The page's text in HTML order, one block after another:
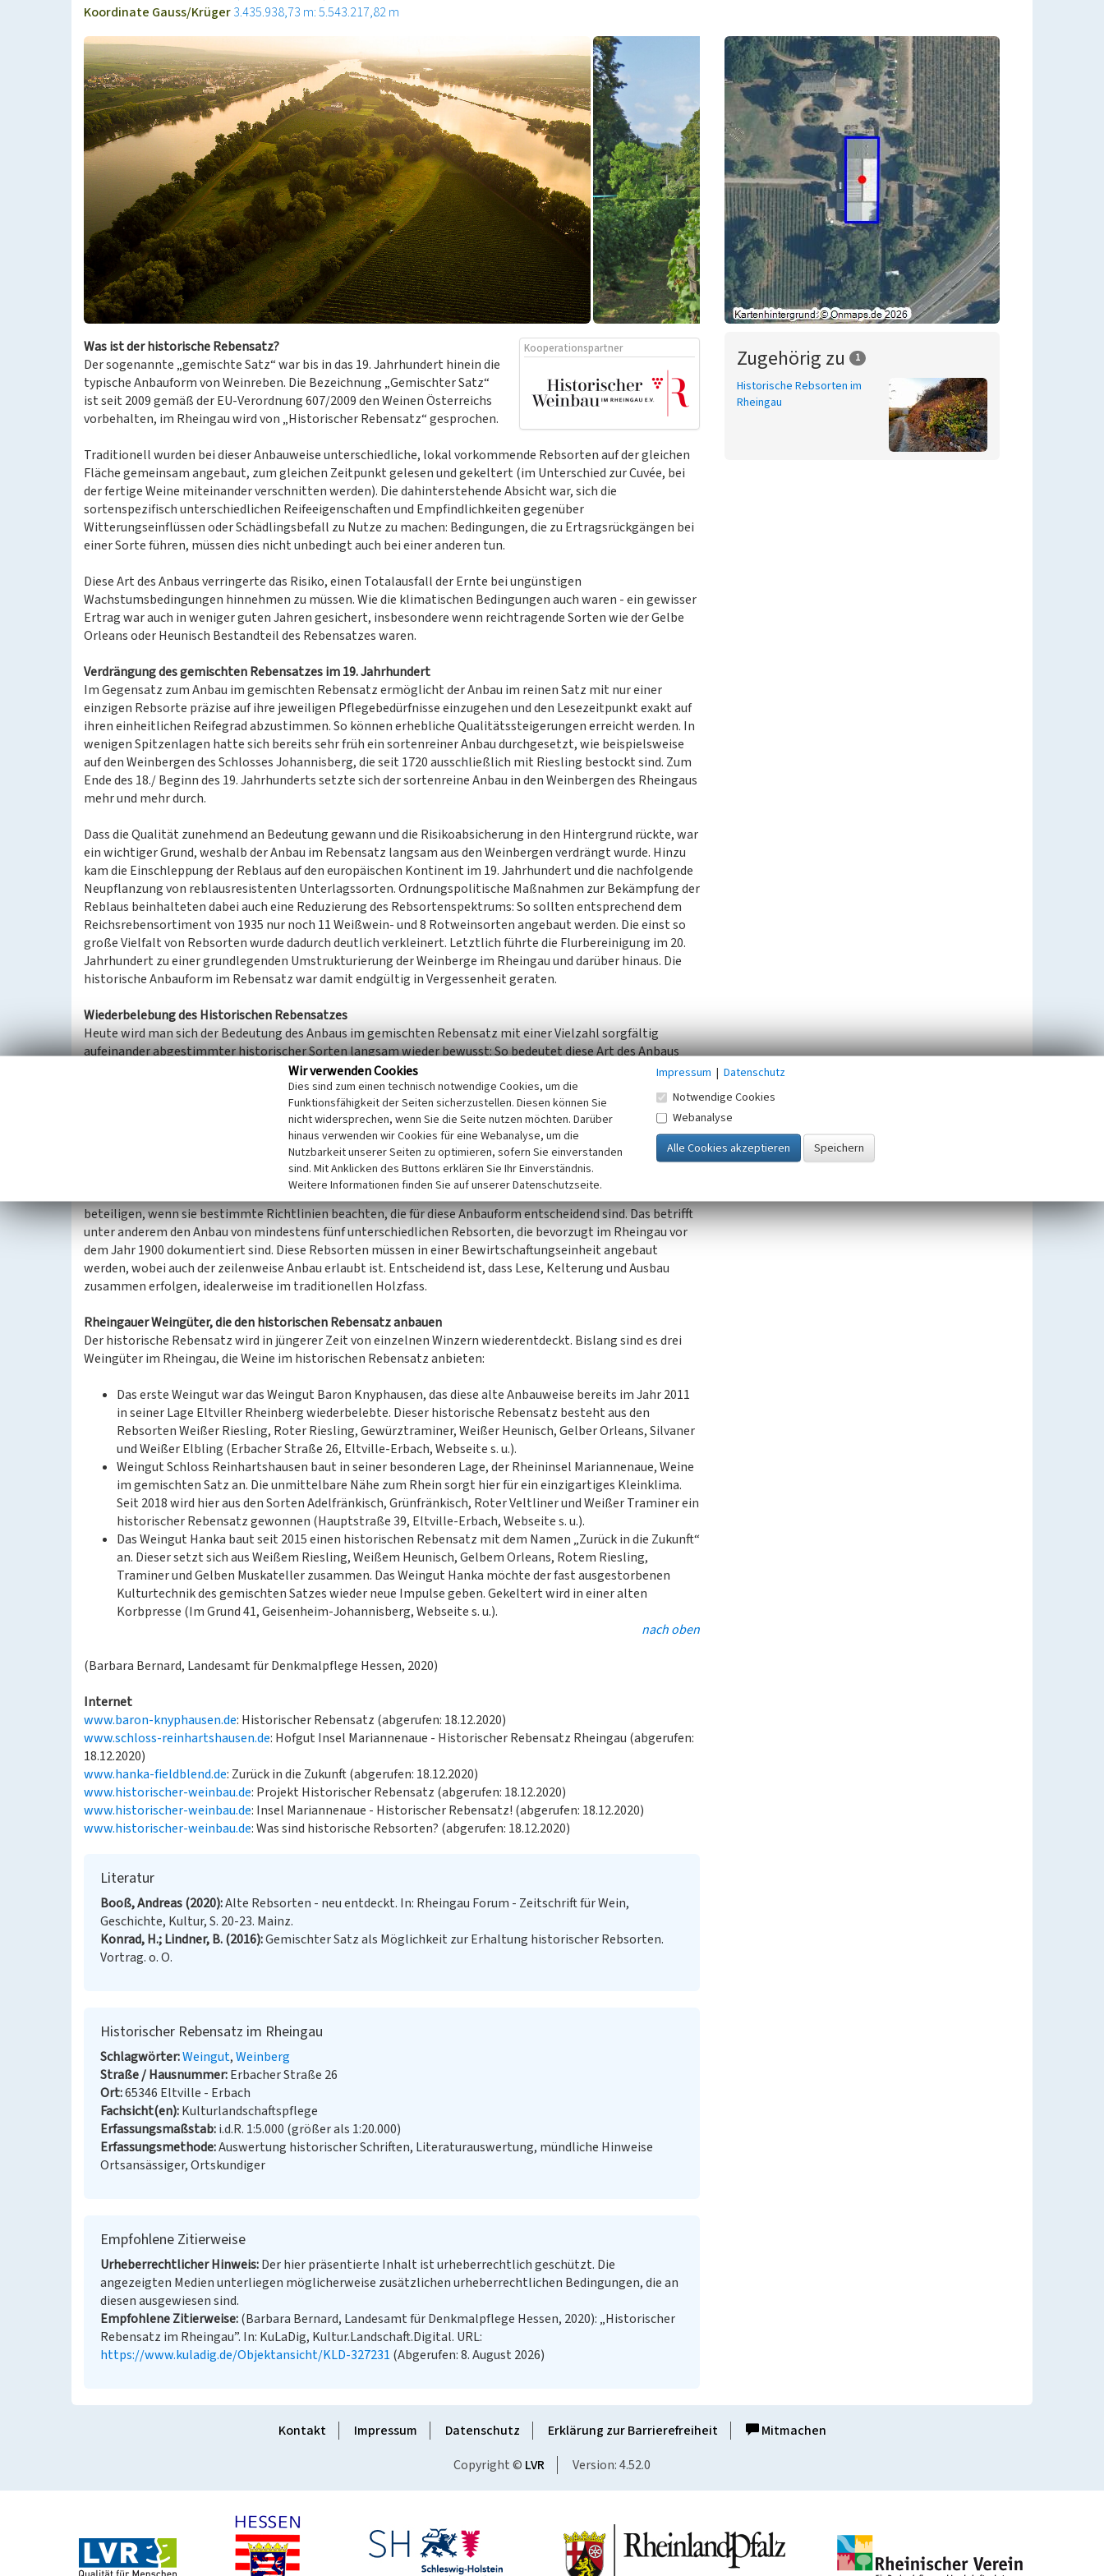
Koordinate Gauss/Krüger3.435.938,73 m: 5.543.217,82 m
Kooperationspartner
Was ist der historische Rebensatz?
Der sogenannte „gemischte Satz“ war bis in das 19. Jahrhundert hinein die
typische Anbauform von Weinreben. Die Bezeichnung „Gemischter Satz“
ist seit 2009 gemäß der EU-Verordnung 607/2009 den Weinen Österreichs
vorbehalten, im Rheingau wird von „Historischer Rebensatz“ gesprochen.
Traditionell wurden bei dieser Anbauweise unterschiedliche, lokal vorkommende Rebsorten auf der gleichen
Fläche gemeinsam angebaut, zum gleichen Zeitpunkt gelesen und gekeltert (im Unterschied zur Cuvée, bei
der fertige Weine miteinander verschnitten werden). Die dahinterstehende Absicht war, sich die
sortenspezifisch unterschiedlichen Reifeeigenschaften und Empfindlichkeiten gegenüber
Witterungseinflüssen oder Schädlingsbefall zu Nutze zu machen: Bedingungen, die zu Ertragsrückgängen bei
einer Sorte führen, müssen dies nicht unbedingt auch bei einer anderen tun.
Diese Art des Anbaus verringerte das Risiko, einen Totalausfall der Ernte bei ungünstigen
Wachstumsbedingungen hinnehmen zu müssen. Wie die klimatischen Bedingungen auch waren - ein gewisser
Ertrag war auch in weniger guten Jahren gesichert, insbesondere wenn reichtragende Sorten wie der Gelbe
Orleans oder Heunisch Bestandteil des Rebensatzes waren.
Verdrängung des gemischten Rebensatzes im 19. Jahrhundert
Im Gegensatz zum Anbau im gemischten Rebensatz ermöglicht der Anbau im reinen Satz mit nur einer
einzigen Rebsorte präzise auf ihre jeweiligen Pflegebedürfnisse einzugehen und den Lesezeitpunkt exakt auf
ihren einheitlichen Reifegrad abzustimmen. So können erhebliche Qualitätssteigerungen erreicht werden. In
wenigen Spitzenlagen hatte sich bereits sehr früh ein sortenreiner Anbau durchgesetzt, wie beispielsweise
auf den Weinbergen des Schlosses Johannisberg, die seit 1720 ausschließlich mit Riesling bestockt sind. Zum
Ende des 18./ Beginn des 19. Jahrhunderts setzte sich der sortenreine Anbau in den Weinbergen des Rheingaus
mehr und mehr durch.
Dass die Qualität zunehmend an Bedeutung gewann und die Risikoabsicherung in den Hintergrund rückte, war
ein wichtiger Grund, weshalb der Anbau im Rebensatz langsam aus den Weinbergen verdrängt wurde. Hinzu
kam die Einschleppung der Reblaus auf den europäischen Kontinent im 19. Jahrhundert und die nachfolgende
Neupflanzung von reblausresistenten Unterlagssorten. Ordnungspolitische Maßnahmen zur Bekämpfung der
Reblaus beinhalteten dabei auch eine Reduzierung des Rebsortenspektrums: So sollten entsprechend dem
Reichsrebensortiment von 1935 nur noch 11 Weißwein- und 8 Rotweinsorten angebaut werden. Die einst so
große Vielfalt von Rebsorten wurde dadurch deutlich verkleinert. Letztlich führte die Flurbereinigung im 20.
Jahrhundert zu einer grundlegenden Umstrukturierung der Weinberge im Rheingau und darüber hinaus. Die
historische Anbauform im Rebensatz war damit endgültig in Vergessenheit geraten.
Wiederbelebung des Historischen Rebensatzes
Heute wird man sich der Bedeutung des Anbaus im gemischten Rebensatz mit einer Vielzahl sorgfältig
aufeinander abgestimmter historischer Sorten langsam wieder bewusst: So bedeutet diese Art des Anbaus
nicht nur den Erhalt eines besonderen historischen Kulturguts, sondern auch die Wahrung von
rebengenetischer Vielfalt im Weinberg. Zugleich weisen diese Weine durch ihre individuelle
Sortenzusammensetzung eine große geschmackliche Vielfalt und Komplexität auf und sind damit ein
Im Jahr 2016 bildete sich im Rheingau die Initiative „Historischer Rebensatz“, die durch den Verein
Historischer Weinbau im Rheingau e.V. ins Leben gerufen wurde. Das Ziel ist es den Anbau historischer
beteiligen, wenn sie bestimmte Richtlinien beachten, die für diese Anbauform entscheidend sind. Das betrifft
unter anderem den Anbau von mindestens fünf unterschiedlichen Rebsorten, die bevorzugt im Rheingau vor
dem Jahr 1900 dokumentiert sind. Diese Rebsorten müssen in einer Bewirtschaftungseinheit angebaut
werden, wobei auch der zeilenweise Anbau erlaubt ist. Entscheidend ist, dass Lese, Kelterung und Ausbau
zusammen erfolgen, idealerweise im traditionellen Holzfass.
Rheingauer Weingüter, die den historischen Rebensatz anbauen
Der historische Rebensatz wird in jüngerer Zeit von einzelnen Winzern wiederentdeckt. Bislang sind es drei
Weingüter im Rheingau, die Weine im historischen Rebensatz anbieten:
Das erste Weingut war das Weingut Baron Knyphausen, das diese alte Anbauweise bereits im Jahr 2011
in seiner Lage Eltviller Rheinberg wiederbelebte. Dieser historische Rebensatz besteht aus den
Rebsorten Weißer Riesling, Roter Riesling, Gewürztraminer, Weißer Heunisch, Gelber Orleans, Silvaner
und Weißer Elbling (Erbacher Straße 26, Eltville-Erbach, Webseite s. u.).
Weingut Schloss Reinhartshausen baut in seiner besonderen Lage, der Rheininsel Mariannenaue, Weine
im gemischten Satz an. Die unmittelbare Nähe zum Rhein sorgt hier für ein einzigartiges Kleinklima.
Seit 2018 wird hier aus den Sorten Adelfränkisch, Grünfränkisch, Roter Veltliner und Weißer Traminer ein
historischer Rebensatz gewonnen (Hauptstraße 39, Eltville-Erbach, Webseite s. u.).
Das Weingut Hanka baut seit 2015 einen historischen Rebensatz mit dem Namen „Zurück in die Zukunft“
an. Dieser setzt sich aus Weißem Riesling, Weißem Heunisch, Gelbem Orleans, Rotem Riesling,
Traminer und Gelben Muskateller zusammen. Das Weingut Hanka möchte der fast ausgestorbenen
Kulturtechnik des gemischten Satzes wieder neue Impulse geben. Gekeltert wird in einer alten
Korbpresse (Im Grund 41, Geisenheim-Johannisberg, Webseite s. u.).
nach oben
(Barbara Bernard, Landesamt für Denkmalpflege Hessen, 2020)
Internet
www.baron-knyphausen.de: Historischer Rebensatz (abgerufen: 18.12.2020)
www.schloss-reinhartshausen.de: Hofgut Insel Mariannenaue - Historischer Rebensatz Rheingau (abgerufen:
18.12.2020)
www.hanka-fieldblend.de: Zurück in die Zukunft (abgerufen: 18.12.2020)
www.historischer-weinbau.de: Projekt Historischer Rebensatz (abgerufen: 18.12.2020)
www.historischer-weinbau.de: Insel Mariannenaue - Historischer Rebensatz! (abgerufen: 18.12.2020)
www.historischer-weinbau.de: Was sind historische Rebsorten? (abgerufen: 18.12.2020)
Literatur
Booß, Andreas (2020) Alte Rebsorten - neu entdeckt. In: Rheingau Forum - Zeitschrift für Wein,
Geschichte, Kultur, S. 20-23. Mainz.
Konrad, H.; Lindner, B. (2016) Gemischter Satz als Möglichkeit zur Erhaltung historischer Rebsorten.
Vortrag. o. O.
Historischer Rebensatz im Rheingau
Schlagwörter Weingut Weinberg
Straße / Hausnummer Erbacher Straße 26
Ort 65346 Eltville - Erbach
Fachsicht(en) Kulturlandschaftspflege
Erfassungsmaßstab i.d.R. 1:5.000 (größer als 1:20.000)
Erfassungsmethode Auswertung historischer Schriften, Literaturauswertung, mündliche Hinweise
Ortsansässiger, Ortskundiger
Empfohlene Zitierweise
Urheberrechtlicher Hinweis Der hier präsentierte Inhalt ist urheberrechtlich geschützt. Die
angezeigten Medien unterliegen möglicherweise zusätzlichen urheberrechtlichen Bedingungen, die an
diesen ausgewiesen sind.
Empfohlene Zitierweise (Barbara Bernard, Landesamt für Denkmalpflege Hessen, 2020): „Historischer
Rebensatz im Rheingau”. In: KuLaDig, Kultur.Landschaft.Digital. URL:
https://www.kuladig.de/Objektansicht/KLD-327231 (Abgerufen: 8. August 2026)
Zugehörig zu 1
Historische Rebsorten im
Rheingau
Kontakt Impressum Datenschutz Erklärung zur Barrierefreiheit
Mitmachen
Copyright © LVR Version: 4.52.0
Wir verwenden Cookies
Dies sind zum einen technisch notwendige Cookies, um die
Funktionsfähigkeit der Seiten sicherzustellen. Diesen können Sie
nicht widersprechen, wenn Sie die Seite nutzen möchten. Darüber
hinaus verwenden wir Cookies für eine Webanalyse, um die
Nutzbarkeit unserer Seiten zu optimieren, sofern Sie einverstanden
sind. Mit Anklicken des Buttons erklären Sie Ihr Einverständnis.
Weitere Informationen finden Sie auf unserer Datenschutzseite.
Impressum | Datenschutz
Notwendige Cookies
Webanalyse